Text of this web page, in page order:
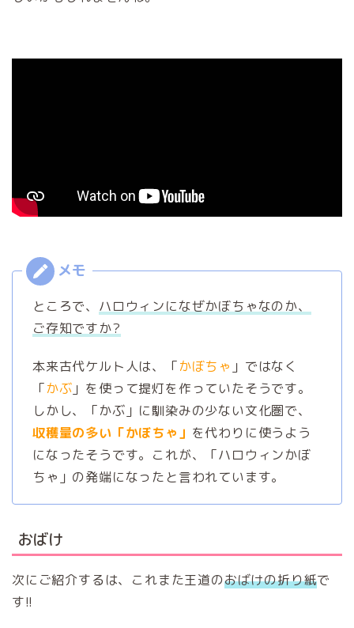
ところで、 ハロウィンになぜかぼちゃなのか、
ご存知ですか?
本来古代ケルト人は、「かぼちゃ 」ではなく
「かぶ 」を使って提灯を作っていたそうです。
しかし、「かぶ」に馴染みの少ない文化圏で、
収穫量の多い「かぼちゃ」 を代わりに使うよう
になったそうです。これが、「ハロウィンかぼ
ちゃ」の発端になったと言われています。
おばけ
次にご紹介するは、これまた王道のおばけの折り紙で
す!!